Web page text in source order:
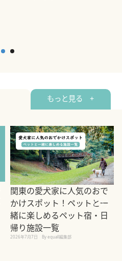
もっと見る +
関東の愛犬家に人気のおで
かけスポット！ペットと一
緒に楽しめるペット宿・日
帰り施設一覧
2026年7月7日 By equall編集部